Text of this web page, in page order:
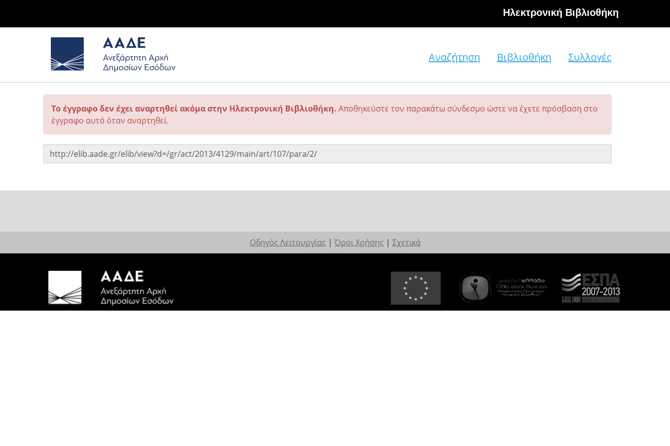
Hλεκτρονική Βιβλιοθήκη
Αναζήτηση Βιβλιοθήκη Συλλογές
Το έγγραφο δεν έχει αναρτηθεί ακόμα στην Ηλεκτρονική Βιβλιοθήκη. Αποθηκεύστε τον παρακάτω σύνδεσμο ώστε να έχετε πρόσβαση στο
έγγραφο αυτό όταν αναρτηθεί.
Οδηγός Λειτουργίας | Όροι Χρήσης | Σχετικά